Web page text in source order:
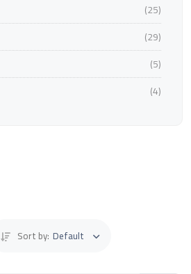
(25)
(29)
(5)
(4)
Sort by: Default